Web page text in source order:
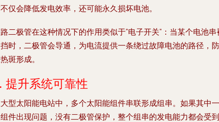
仅会降低发电效率，还可能永久损坏电池。
二极管在这种情况下的作用类似于"电子开关"：当某个电池串
时，二极管会导通，为电流提供一条绕过故障电池的路径，防
斑形成。
提升系统可靠性
型太阳能电站中，多个太阳能组件串联形成组串。如果其中一
件出现问题，没有二极管保护，整个组串的发电能力都会受到